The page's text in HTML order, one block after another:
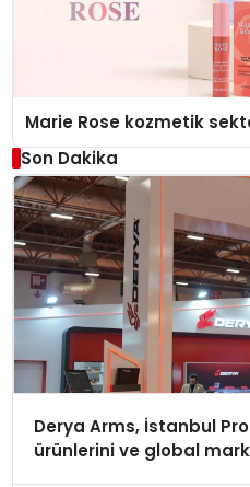
Marie Rose kozmetik
Son Dakika
Derya Arms, İstanbul
ürünlerini ve global